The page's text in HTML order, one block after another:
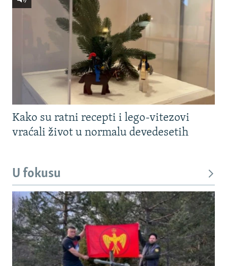
Kako su ratni recepti i lego-vitezovi
vraćali život u normalu devedesetih
U fokusu